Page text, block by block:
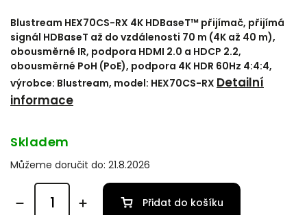
Blustream HEX70CS-RX 4K HDBaseT™ přijímač, přijímá
signál HDBaseT až do vzdálenosti 70 m (4K až 40 m),
obousměrné IR, podpora HDMI 2.0 a HDCP 2.2,
obousměrné PoH (PoE), podpora 4K HDR 60Hz 4:4:4,
výrobce: Blustream, model: HEX70CS-RX Detailní
informace
Skladem
Můžeme doručit do: 21.8.2026
Přidat do košíku